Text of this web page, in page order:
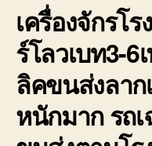
เครื่องจักรโร
ร์โลวเบท3-
ลิคขนส่งลาก
หนักมาก รถ